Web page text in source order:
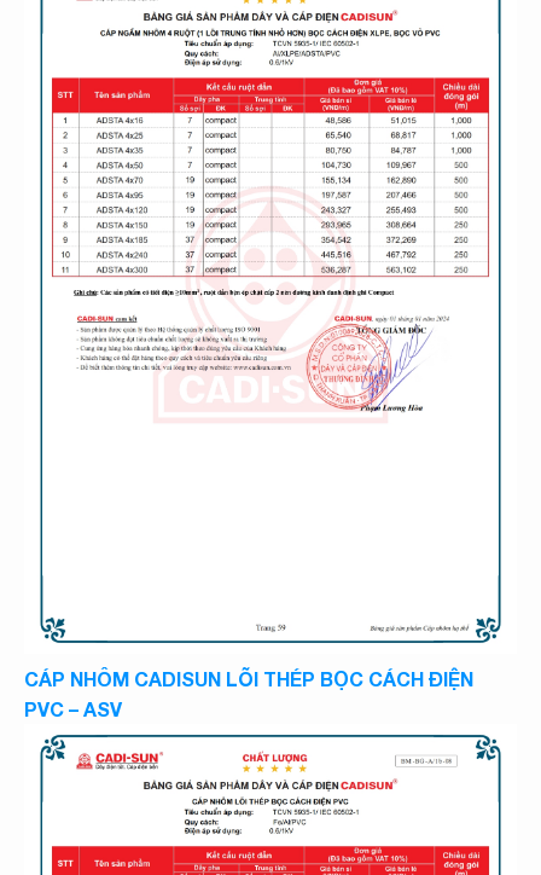
CÁP NHÔM CADISUN LÕI THÉP BỌC CÁCH ĐIỆN
PVC – ASV